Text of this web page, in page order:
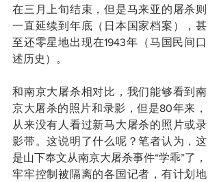
在三月上旬结束，但是马来亚的屠杀则
一直延续到年底（日本国家档案），甚
至还零星地出现在1943年（马国民间口
述历史）。
和南京大屠杀相对比，我们能够看到南
京大屠杀的照片和录影，但是80年来，
从来没有人看过新马大屠杀的照片或录
影带。这说明了什么呢？笔者认为，这
是山下奉文从南京大屠杀事件“学乖”了，
牢牢控制被隔离的各国记者，有计划地